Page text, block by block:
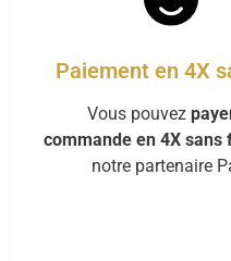
Paiement en 4X
Vous pouvez
commande en 4X sans
notre partenaire